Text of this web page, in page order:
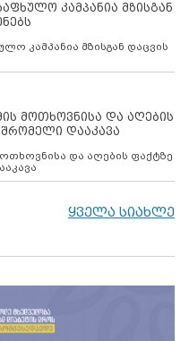
კამპანია მზისგან
კამპანია მზისგან დაცვის
მოთხოვნისა და აღების
დააკავა
ყველა სიახლე